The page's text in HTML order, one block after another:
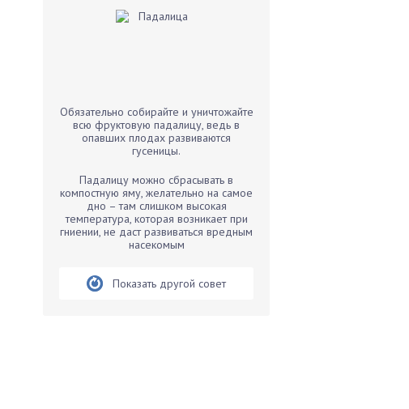
Бархатцы
Бегония
Бирючина
Бобовые
Боярышнык
Брусника
Обязательно собирайте и уничтожайте
всю фруктовую падалицу, ведь в
опавших плодах развиваются
гусеницы.
Падалицу можно сбрасывать в
компостную яму, желательно на самое
дно – там слишком высокая
температура, которая возникает при
гниении, не даст развиваться вредным
насекомым
Показать другой совет